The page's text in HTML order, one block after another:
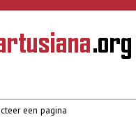
de inhoud gaan